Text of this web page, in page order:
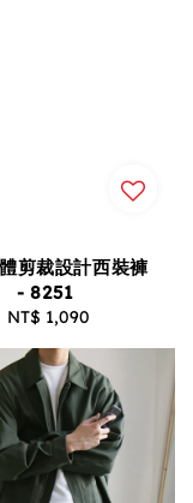
剪裁設計西裝褲
- 8251
Regular
NT$ 1,090